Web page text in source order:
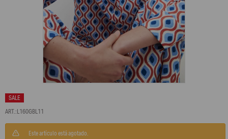
L160GBL11
Este artículo está agotado.